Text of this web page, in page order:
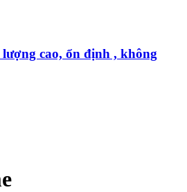
cao, ổn định , không